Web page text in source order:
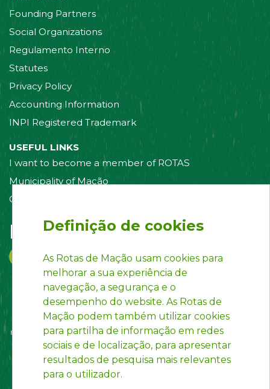
Founding Partners
Social Organizations
Regulamento Interno
Statutes
Privacy Policy
Accounting Information
INPI Registered Trademark
USEFUL LINKS
I want to become a member of ROTAS
Municipality of Mação
Contact us
Follow us on:
Definição de cookies
As Rotas de Mação usam cookies para
melhorar a sua experiência de
navegação, a segurança e o
desempenho do website. As Rotas de
Mação podem também utilizar cookies
para partilha de informação em redes
sociais e de localização, para apresentar
resultados de pesquisa mais relevantes
para o utilizador.